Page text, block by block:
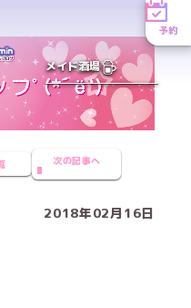
予約
メイド酒場
次の記事へ
2018年02月16日